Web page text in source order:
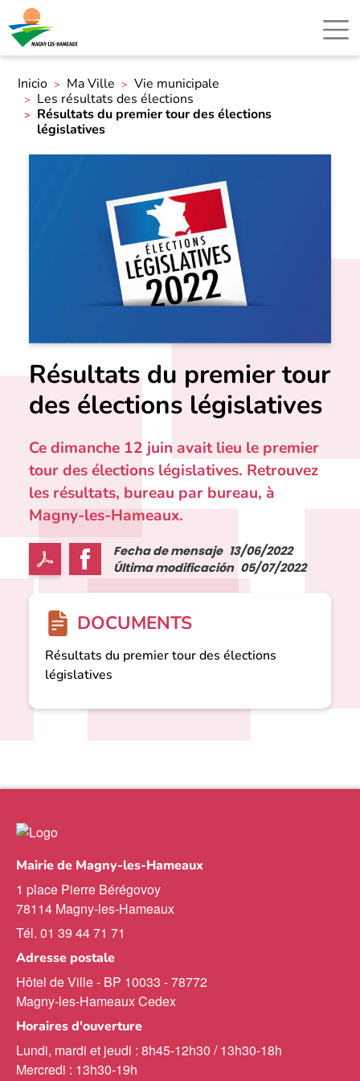
Inicio Ma Ville
Vie municipale
Les résultats des élections
Résultats du premier tour des élections
législatives
Résultats du premier tour
des élections législatives
Ce dimanche 12 juin avait lieu le premier
tour des élections législatives. Retrouvez
les résultats, bureau par bureau, à
Magny-les-Hameaux.
Fecha de mensaje 13/06/2022
Última modificación 05/07/2022
DOCUMENTS
Résultats du premier tour des élections
législatives
Mairie de Magny-les-Hameaux
1 place Pierre Bérégovoy
78114 Magny-les-Hameaux
Tél. 01 39 44 71 71
Adresse postale
Hôtel de Ville - BP 10033 - 78772
Magny-les-Hameaux Cedex
Horaires d'ouverture
Lundi, mardi et jeudi : 8h45-12h30 / 13h30-18h
Mercredi : 13h30-19h